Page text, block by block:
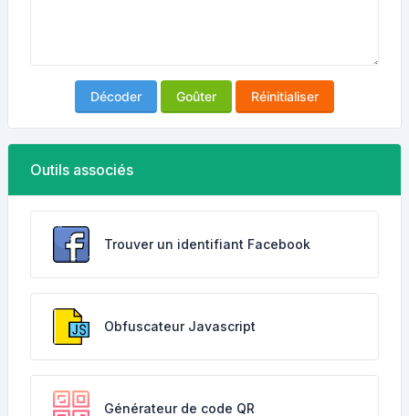
Décoder Goûter Réinitialiser
Outils associés
Trouver un identifiant Facebook
Obfuscateur Javascript
Générateur de code QR